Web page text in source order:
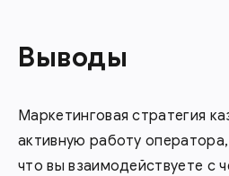
Выводы
Маркетинговая стратегия
активную работу
что вы взаимодействуете с